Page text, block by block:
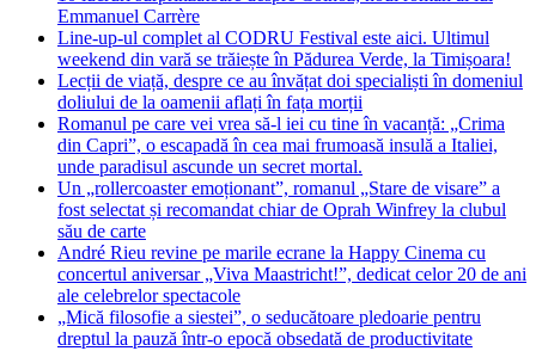
Emmanuel Carrère
Line-up-ul complet al CODRU Festival este aici. Ultimul
weekend din vară se trăiește în Pădurea Verde, la Timișoara!
Lecții de viață, despre ce au învățat doi specialiști în domeniul
doliului de la oamenii aflați în fața morții
Romanul pe care vei vrea să-l iei cu tine în vacanță: „Crima
din Capri”, o escapadă în cea mai frumoasă insulă a Italiei,
unde paradisul ascunde un secret mortal.
Un „rollercoaster emoționant”, romanul „Stare de visare” a
fost selectat și recomandat chiar de Oprah Winfrey la clubul
său de carte
André Rieu revine pe marile ecrane la Happy Cinema cu
concertul aniversar „Viva Maastricht!”, dedicat celor 20 de ani
ale celebrelor spectacole
„Mică filosofie a siestei”, o seducătoare pledoarie pentru
dreptul la pauză într-o epocă obsedată de productivitate